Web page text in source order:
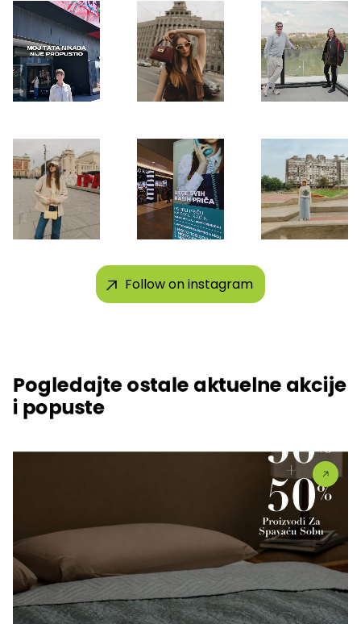
Follow on instagram
Pogledajte ostale aktuelne akcije
i popuste